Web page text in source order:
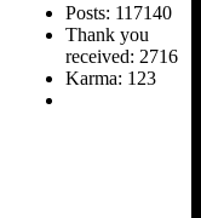
Posts: 117140
Thank you
received: 2716
Karma: 123